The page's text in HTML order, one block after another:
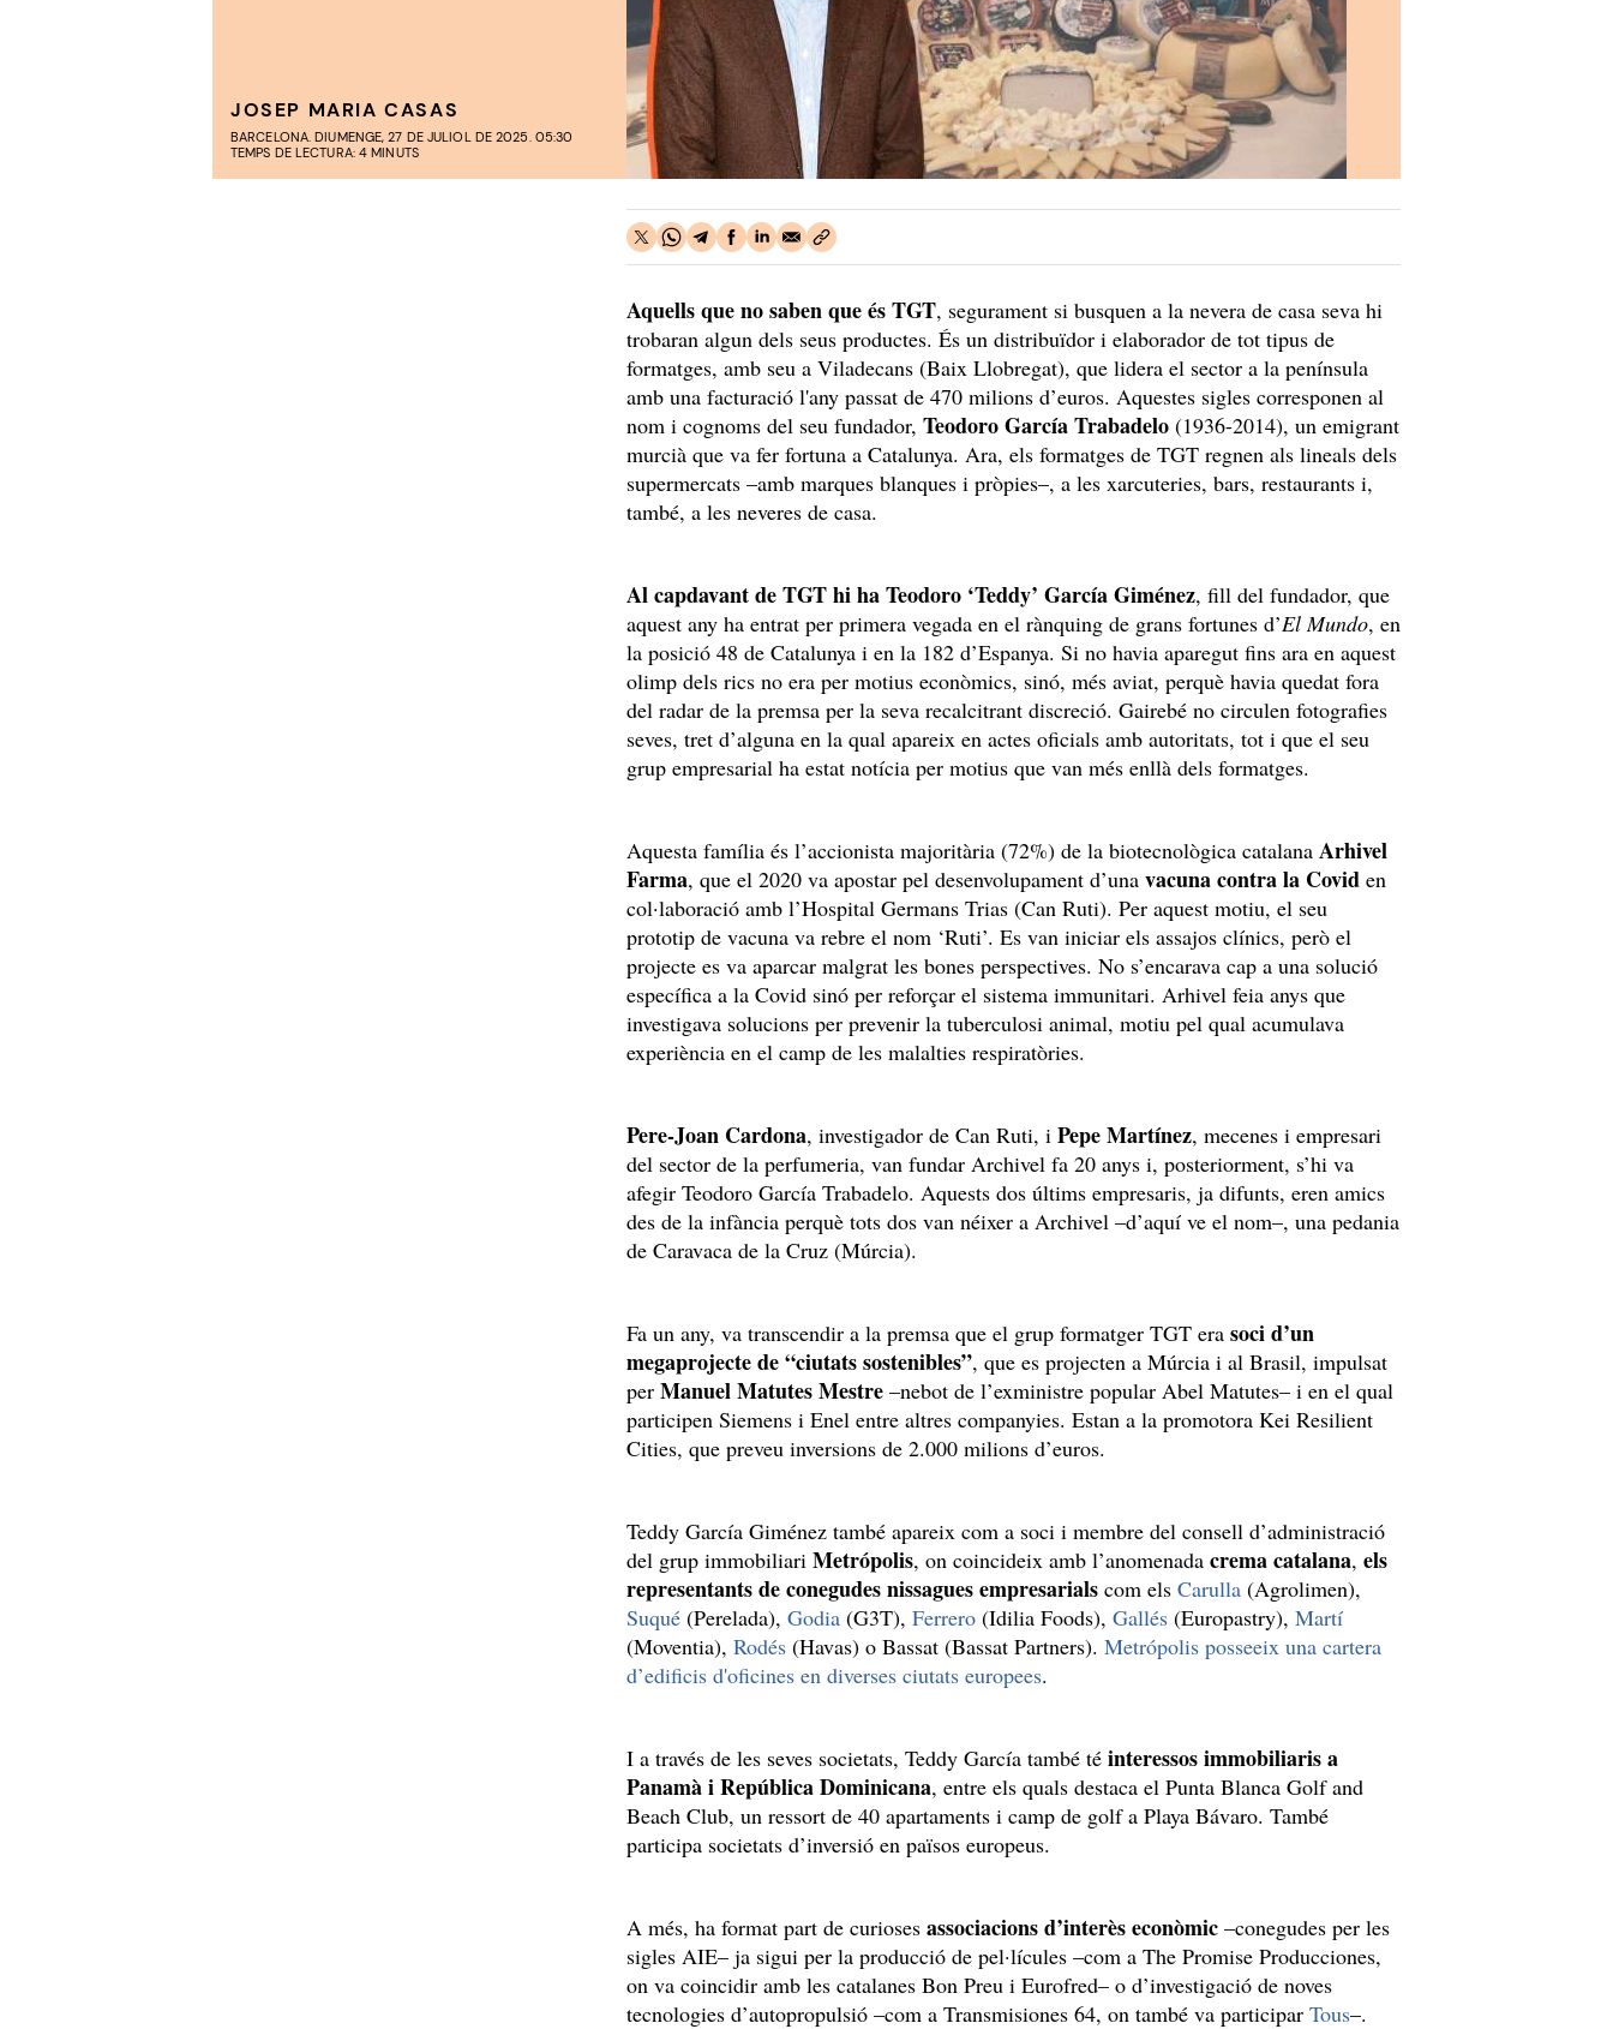
JOSEP MARIA CASAS
BARCELONA. DIUMENGE, 27 DE JULIOL DE 2025. 05:30
TEMPS DE LECTURA: 4 MINUTS
Aquells que no saben que ésTGT, segurament si busquen a la nevera de casa seva hi
trobaran algun dels seus productes. És un distribuïdor i elaborador de tot tipus de
formatges, amb seu a Viladecans (Baix Llobregat), que lidera el sector a la península
amb una facturació l'any passat de 470 milions d’euros. Aquestes sigles corresponen al
nom i cognoms del seu fundador, Teodoro García Trabadelo (1936-2014), un emigrant
murcià que va fer fortuna a Catalunya. Ara, els formatges de TGT regnen als lineals dels
supermercats –amb marques blanques i pròpies–, a les xarcuteries, bars, restaurants i,
també, a les neveres de casa.
Al capdavant de TGT hi haTeodoro ‘Teddy’ García Giménez, fill del fundador, que
aquest any ha entrat per primera vegada en el rànquing de grans fortunes d’El Mundo, en
la posició 48 de Catalunya i en la 182 d’Espanya. Si no havia aparegut fins ara en aquest
olimp dels rics no era per motius econòmics, sinó, més aviat, perquè havia quedat fora
del radar de la premsa per la seva recalcitrant discreció. Gairebé no circulen fotografies
seves, tret d’alguna en la qual apareix en actes oficials amb autoritats, tot i que el seu
grup empresarial ha estat notícia per motius que van més enllà dels formatges.
Aquesta família és l’accionista majoritària (72%) de la biotecnològica catalana Arhivel
Farma, que el 2020 va apostar pel desenvolupament d’una vacuna contra la Covid en
col·laboració amb l’Hospital Germans Trias (Can Ruti). Per aquest motiu, el seu
prototip de vacuna va rebre el nom ‘Ruti’. Es van iniciar els assajos clínics, però el
projecte es va aparcar malgrat les bones perspectives. No s’encarava cap a una solució
específica a la Covid sinó per reforçar el sistema immunitari. Arhivel feia anys que
investigava solucions per prevenir la tuberculosi animal, motiu pel qual acumulava
experiència en el camp de les malalties respiratòries.
Pere-Joan Cardona, investigador de Can Ruti, i Pepe Martínez, mecenes i empresari
del sector de la perfumeria, van fundar Archivel fa 20 anys i, posteriorment, s’hi va
afegir Teodoro García Trabadelo. Aquests dos últims empresaris, ja difunts, eren amics
des de la infància perquè tots dos van néixer a Archivel –d’aquí ve el nom–, una pedania
de Caravaca de la Cruz (Múrcia).
Fa un any, va transcendir a la premsa que el grup formatger TGT era soci d’un
megaprojecte de “ciutats sostenibles”, que es projecten a Múrcia i al Brasil, impulsat
per Manuel Matutes Mestre –nebot de l’exministre popular Abel Matutes– i en el qual
participen Siemens i Enel entre altres companyies. Estan a la promotora Kei Resilient
Cities, que preveu inversions de 2.000 milions d’euros.
Teddy García Giménez també apareix com a soci i membre del consell d’administració
del grup immobiliari Metrópolis, on coincideix amb l’anomenada crema catalana, els
representants de conegudes nissagues empresarials com els Carulla (Agrolimen),
Suqué (Perelada), Godia (G3T), Ferrero (Idilia Foods), Gallés (Europastry), Martí
(Moventia), Rodés (Havas) o Bassat (Bassat Partners). Metrópolis posseeix una cartera
d’edificis d'oficines en diverses ciutats europees.
I a través de les seves societats, Teddy García també té interessos immobiliaris a
Panamà i República Dominicana, entre els quals destaca el Punta Blanca Golf and
Beach Club, un ressort de 40 apartaments i camp de golf a Playa Bávaro. També
participa societats d’inversió en països europeus.
A més, ha format part de curioses associacions d’interès econòmic –conegudes per les
sigles AIE– ja sigui per la producció de pel·lícules –com a The Promise Producciones,
on va coincidir amb les catalanes Bon Preu i Eurofred­– o d’investigació de noves
tecnologies d’autopropulsió –com a Transmisiones 64, on també va participar Tous–.